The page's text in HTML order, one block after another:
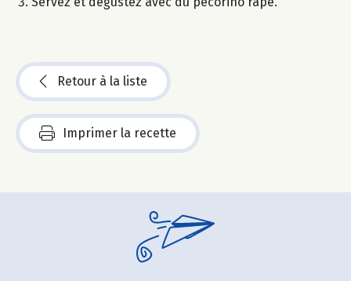
Retour à la liste
Imprimer la recette